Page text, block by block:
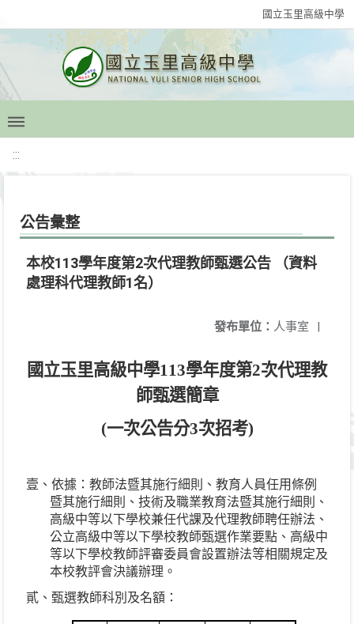
國立玉里高級中學
:::
公告彙整
本校113學年度第2次代理教師甄選公告 （資料
處理科代理教師1名）
發布單位： 人事室 |
國立玉里高級中學113學年度第2次代理教
師甄選簡章
(一次公告分3次招考)
壹、依據：教師法暨其施行細則、教育人員任用條例
暨其施行細則、技術及職業教育法暨其施行細則、
高級中等以下學校兼任代課及代理教師聘任辦法、
公立高級中等以下學校教師甄選作業要點、高級中
等以下學校教師評審委員會設置辦法等相關規定及
本校教評會決議辦理。
貳、甄選教師科別及名額：